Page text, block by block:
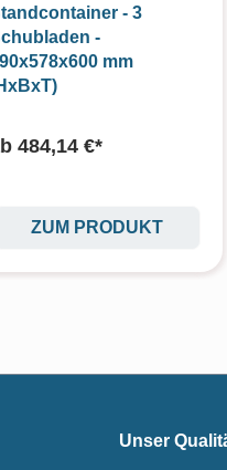
- 3
-
mm
484,14 €*
ZUM PRODUKT
Unser